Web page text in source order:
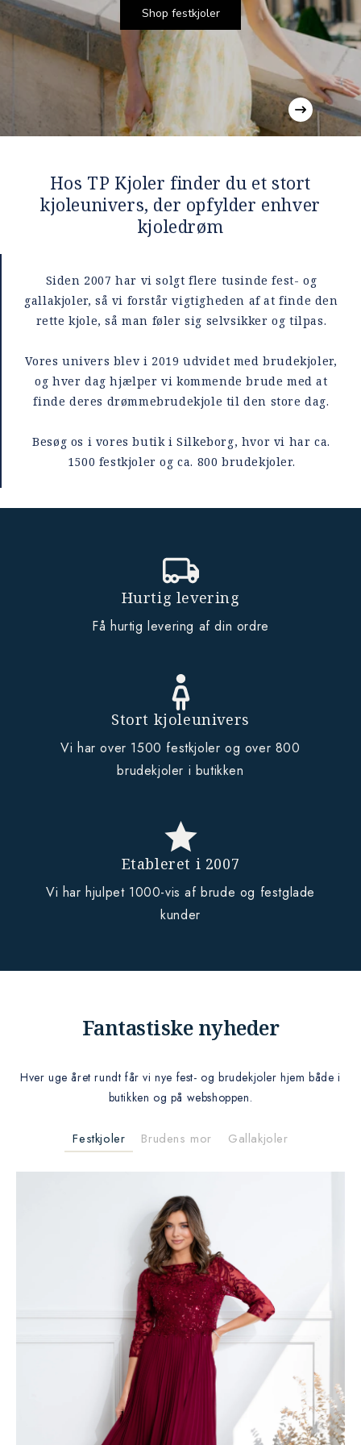
Shop festkjoler
Hos TP Kjoler finder du et stort
kjoleunivers, der opfylder enhver
kjoledrøm
Siden 2007 har vi solgt flere tusinde fest- og
gallakjoler, så vi forstår vigtigheden af at finde den
rette kjole, så man føler sig selvsikker og tilpas.
Vores univers blev i 2019 udvidet med brudekjoler,
og hver dag hjælper vi kommende brude med at
finde deres drømmebrudekjole til den store dag.
Besøg os i vores butik i Silkeborg, hvor vi har ca.
1500 festkjoler og ca. 800 brudekjoler.
Hurtig levering
Få hurtig levering af din ordre
Stort kjoleunivers
Vi har over 1500 festkjoler og over 800
brudekjoler i butikken
Etableret i 2007
Vi har hjulpet 1000-vis af brude og festglade
kunder
Fantastiske nyheder
Hver uge året rundt får vi nye fest- og brudekjoler hjem både i
butikken og på webshoppen.
Festkjoler Brudens mor Gallakjoler